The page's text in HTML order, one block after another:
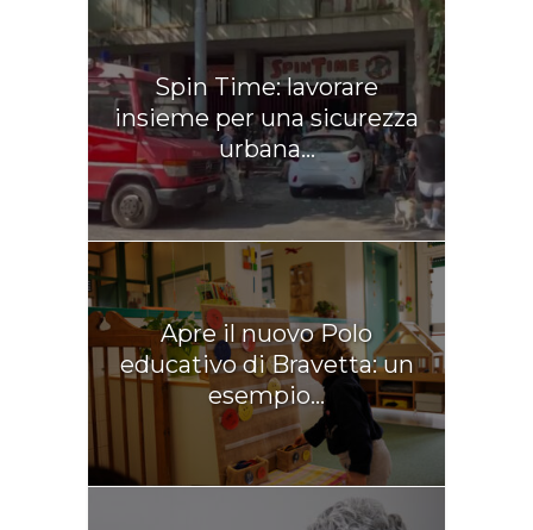
Spin Time: lavorare
insieme per una sicurezza
urbana...
Apre il nuovo Polo
educativo di Bravetta: un
esempio...